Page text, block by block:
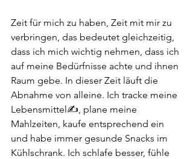
Zeit für mich zu haben, Zeit mit mir zu
verbringen, das bedeutet gleichzeitig,
dass ich mich wichtig nehmen, dass ich
auf meine Bedürfnisse achte und ihnen
Raum gebe. In dieser Zeit läuft die
Abnahme von alleine. Ich tracke meine
Lebensmittel✍️, plane meine
Mahlzeiten, kaufe entsprechend ein
und habe immer gesunde Snacks im
Kühlschrank. Ich schlafe besser, fühle